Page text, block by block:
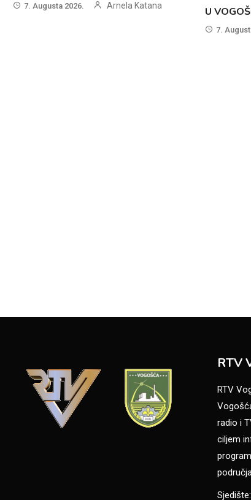
7. Augusta 2026. Arnela Katana
U
7.
RTV
RTV
radio i
ciljem